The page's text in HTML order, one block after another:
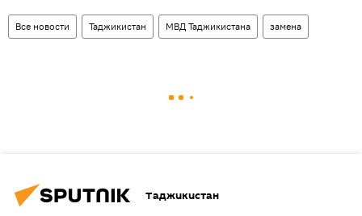
Все новости Таджикистан МВД Таджикистана замена
Таджикистан